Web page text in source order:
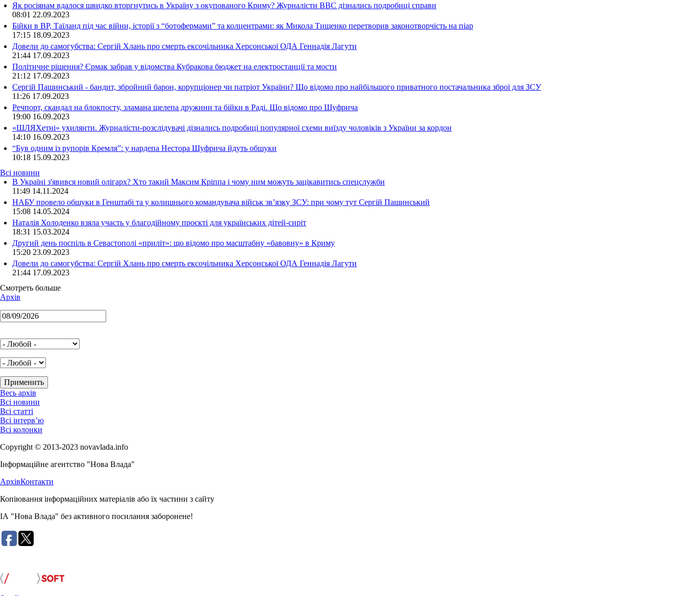
Як росіянам вдалося швидко вторгнутись в Україну з окупованого Криму? Журналісти ВВС дізнались подробиці справи
08:01 22.09.2023
Бійки в ВР, Таїланд під час війни, історії з “ботофермами” та колцентрами: як Микола Тищенко перетворив законотворчість на піар
17:15 18.09.2023
Довели до самогубства: Сергій Хлань про смерть ексочільника Херсонської ОДА Геннадія Лагути
21:44 17.09.2023
Політичне рішення? Єрмак забрав у відомства Кубракова бюджет на електростанції та мости
21:12 17.09.2023
Сергій Пашинський - бандит, збройний барон, корупціонер чи патріот України? Що відомо про найбільшого приватного постачальника зброї для ЗСУ
11:26 17.09.2023
Речпорт, скандал на блокпосту, зламана щелепа дружини та бійки в Раді. Що відомо про Шуфрича
19:00 16.09.2023
«ШЛЯХетні» ухилянти. Журналісти-розслідувачі дізнались подробиці популярної схеми виїзду чоловіків з України за кордон
14:10 16.09.2023
“Був одним із рупорів Кремля”: у нардепа Нестора Шуфрича йдуть обшуки
10:18 15.09.2023
Всі новини
В Україні з'явився новий олігарх? Хто такий Максим Кріппа і чому ним можуть зацікавитись спецслужби
11:49 14.11.2024
НАБУ провело обшуки в Генштабі та у колишнього командувача військ зв’язку ЗСУ: при чому тут Сергій Пашинський
15:08 14.05.2024
Наталія Холоденко взяла участь у благодійному проєкті для українських дітей-сиріт
18:31 15.03.2024
Другий день поспіль в Севастополі «приліт»: що відомо про масштабну «бавовну» в Криму
15:20 23.09.2023
Довели до самогубства: Сергій Хлань про смерть ексочільника Херсонської ОДА Геннадія Лагути
21:44 17.09.2023
Смотреть больше
Архів
Весь архів
Всі новини
Всі статті
Всі інтерв’ю
Всі колонки
Copyright © 2013-2023 novavlada.info
Інформаційне агентство "Нова Влада"
АрхівКонтакти
Копіювання інформаційних матеріалів або їх частини з сайту
ІА "Нова Влада" без активного посилання заборонене!